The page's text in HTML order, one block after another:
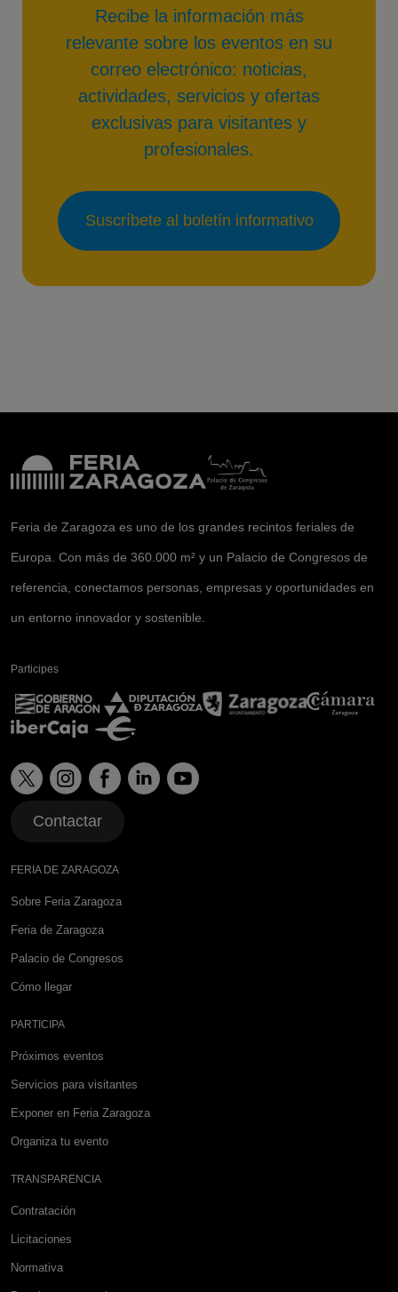
Recibe la información más
relevante sobre los eventos en su
correo electrónico: noticias,
actividades, servicios y ofertas
exclusivas para visitantes y
profesionales.
Suscríbete al boletín informativo
Feria de Zaragoza es uno de los grandes recintos feriales de
Europa. Con más de 360.000 m² y un Palacio de Congresos de
referencia, conectamos personas, empresas y oportunidades en
un entorno innovador y sostenible.
Participes
Contactar
FERIA DE ZARAGOZA
Sobre Feria Zaragoza
Feria de Zaragoza
Palacio de Congresos
Cómo llegar
PARTICIPA
Próximos eventos
Servicios para visitantes
Exponer en Feria Zaragoza
Organiza tu evento
TRANSPARENCIA
Contratación
Licitaciones
Normativa